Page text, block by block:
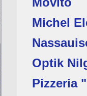
Michel
Optik
Pizzeria